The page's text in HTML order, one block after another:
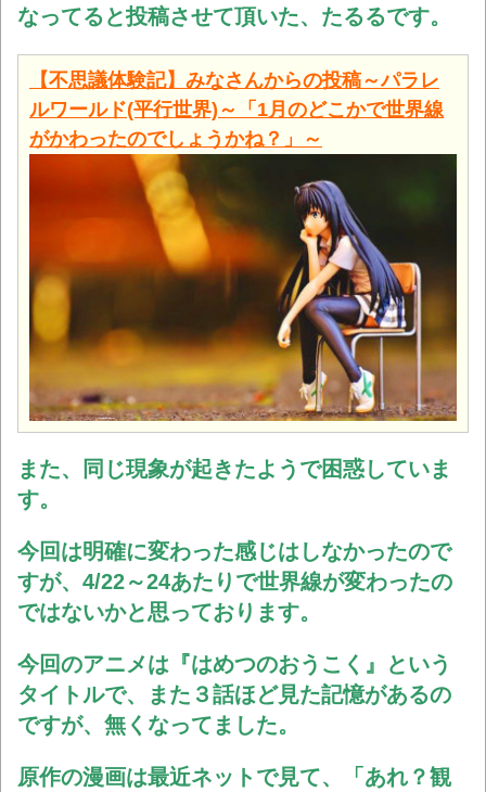
なってると投稿させて頂いた、たるるです。
【不思議体験記】みなさんからの投稿～パラレ
ルワールド(平行世界)～「1月のどこかで世界線
がかわったのでしょうかね？」～
また、同じ現象が起きたようで困惑していま
す。
今回は明確に変わった感じはしなかったので
すが、4/22～24あたりで世界線が変わったの
ではないかと思っております。
今回のアニメは『はめつのおうこく』という
タイトルで、また３話ほど見た記憶があるの
ですが、無くなってました。
原作の漫画は最近ネットで見て、「あれ？観